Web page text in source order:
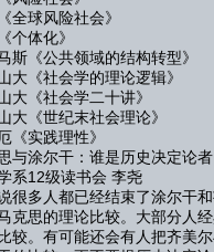
全球风险社会》
个体化》
斯《公共领域的结构转型》
大《社会学的理论逻辑》
大《社会学二十讲》
大《世纪末社会理论》
《实践理性》
与涂尔干：谁是历史决定论者
系12级读书会 李尧
很多人都已经结束了涂尔干
克思的理论比较。大部分人
较。有可能还会有人把齐美